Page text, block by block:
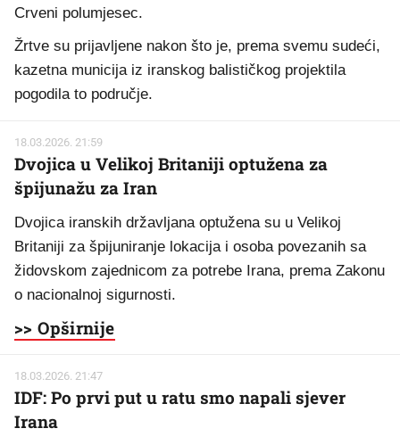
Crveni polumjesec.
Žrtve su prijavljene nakon što je, prema svemu sudeći,
kazetna municija iz iranskog balističkog projektila
pogodila to područje.
18.03.2026. 21:59
Dvojica u Velikoj Britaniji optužena za
špijunažu za Iran
Dvojica iranskih državljana optužena su u Velikoj
Britaniji za špijuniranje lokacija i osoba povezanih sa
židovskom zajednicom za potrebe Irana, prema Zakonu
o nacionalnoj sigurnosti.
>> Opširnije
18.03.2026. 21:47
IDF: Po prvi put u ratu smo napali sjever
Irana